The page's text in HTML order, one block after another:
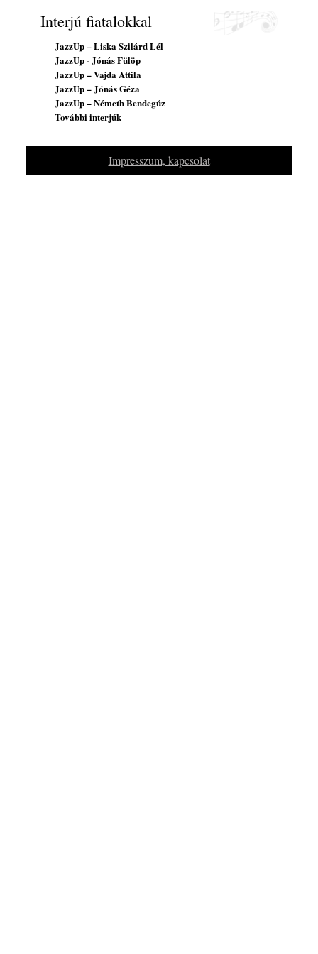
Interjú fiatalokkal
JazzUp – Liska Szilárd Lél
JazzUp - Jónás Fülöp
JazzUp – Vajda Attila
JazzUp – Jónás Géza
JazzUp – Németh Bendegúz
További interjúk
Impresszum, kapcsolat